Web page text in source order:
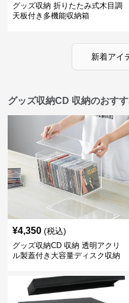
グッズ収納 折りたたみ式木目調
天板付き多機能収納箱
新着アイ
グッズ収納CD 収納のおす
¥4,350 (税込)
グッズ収納CD 収納 透明アクリ
ル製蓋付き大容量ディスク収納